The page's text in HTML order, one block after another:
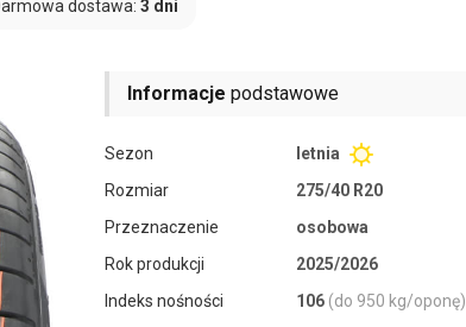
dostawa: 3 dni
Informacje podstawowe
Sezon
letnia
Rozmiar
275/40 R20
Przeznaczenie
osobowa
Rok produkcji
2025/2026
Indeks nośności
106 (do 950 kg/oponę)